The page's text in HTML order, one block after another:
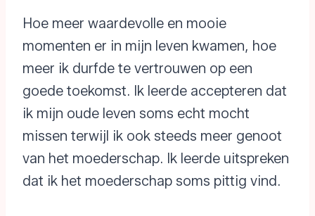
Hoe meer waardevolle en mooie
momenten er in mijn leven kwamen, hoe
meer ik durfde te vertrouwen op een
goede toekomst. Ik leerde accepteren dat
ik mijn oude leven soms echt mocht
missen terwijl ik ook steeds meer genoot
van het moederschap. Ik leerde uitspreken
dat ik het moederschap soms pittig vind.